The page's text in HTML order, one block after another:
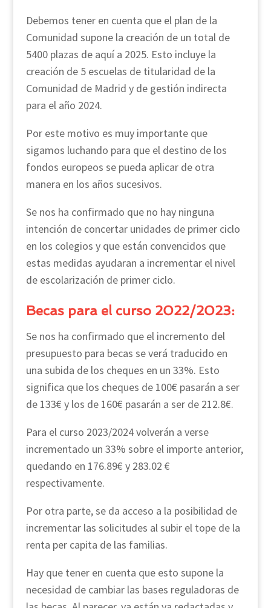
Debemos tener en cuenta que el plan de la
Comunidad supone la creación de un total de
5400 plazas de aquí a 2025. Esto incluye la
creación de 5 escuelas de titularidad de la
Comunidad de Madrid y de gestión indirecta
para el año 2024.
Por este motivo es muy importante que
sigamos luchando para que el destino de los
fondos europeos se pueda aplicar de otra
manera en los años sucesivos.
Se nos ha confirmado que no hay ninguna
intención de concertar unidades de primer ciclo
en los colegios y que están convencidos que
estas medidas ayudaran a incrementar el nivel
de escolarización de primer ciclo.
Becas para el curso 2022/2023:
Se nos ha confirmado que el incremento del
presupuesto para becas se verá traducido en
una subida de los cheques en un 33%. Esto
significa que los cheques de 100€ pasarán a ser
de 133€ y los de 160€ pasarán a ser de 212.8€.
Para el curso 2023/2024 volverán a verse
incrementado un 33% sobre el importe anterior,
quedando en 176.89€ y 283.02 €
respectivamente.
Por otra parte, se da acceso a la posibilidad de
incrementar las solicitudes al subir el tope de la
renta per capita de las familias.
Hay que tener en cuenta que esto supone la
necesidad de cambiar las bases reguladoras de